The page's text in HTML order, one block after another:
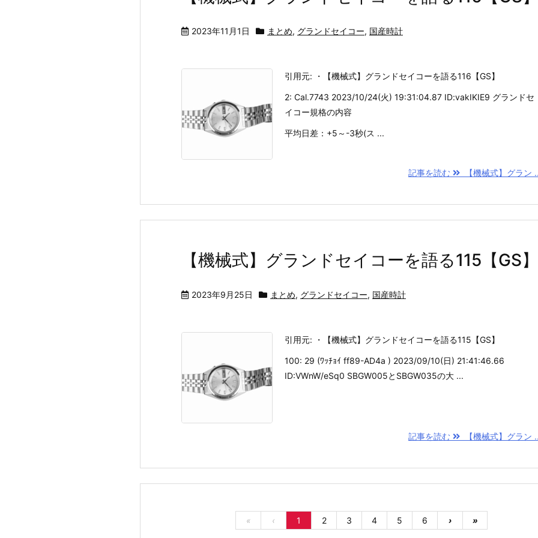
2023年11月1日 まとめ, グランドセイコー, 国産時計
引用元: ・【機械式】グランドセイコーを語る116【GS】
2: Cal.7743 2023/10/24(火) 19:31:04.87 ID:vakIKIE9 グランドセ
イコー規格の内容
平均日差：+5～-3秒(ス ...
記事を読む 【機械式】グラン
【機械式】グランドセイコーを語る115【GS】
2023年9月25日 まとめ, グランドセイコー, 国産時計
引用元: ・【機械式】グランドセイコーを語る115【GS】
100: 29 (ﾜｯﾁｮｲ ff89-AD4a ) 2023/09/10(日) 21:41:46.66
ID:VWnW/eSq0 SBGW005とSBGW035の大 ...
記事を読む 【機械式】グラン
« ‹ 1 2 3 4 5 6 › »